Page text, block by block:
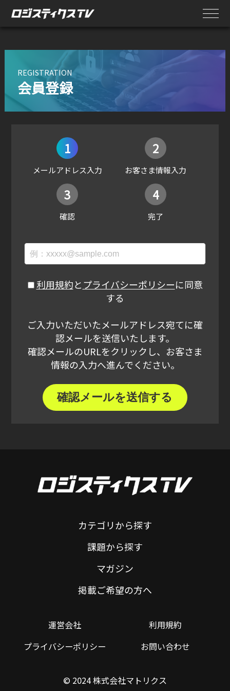
REGISTRATION
会員登録
1
メールアドレス入力
2
お客さま情報入力
3
確認
4
完了
利用規約とプライバシーポリシーに同意
する
ご入力いただいたメールアドレス宛てに確
認メールを送信いたします。
確認メールのURLをクリックし、お客さま
情報の入力へ進んでください。
確認メールを送信する
カテゴリから探す
課題から探す
マガジン
掲載ご希望の方へ
運営会社
利用規約
プライバシーポリシー
お問い合わせ
© 2024 株式会社マトリクス